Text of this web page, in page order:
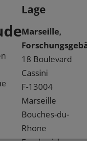
Lage
Marseille,
18 Boulevard
Cassini
F-13004
Marseille
Bouches-du-
Rhone
Frankreich